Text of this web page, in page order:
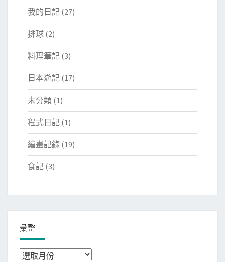
我的日記 (27)
排球 (2)
料理筆記 (3)
日本遊記 (17)
未分類 (1)
程式日記 (1)
繪畫記錄 (19)
食記 (3)
彙整
彙